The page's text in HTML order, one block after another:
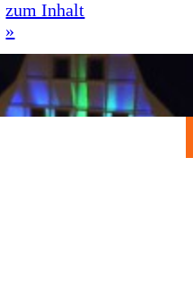
zum Inhalt
»